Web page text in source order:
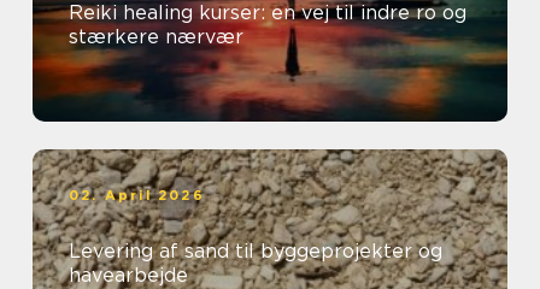
Reiki healing kurser: en vej til indre ro og
stærkere nærvær
02. April 2026
Levering af sand til byggeprojekter og
havearbejde